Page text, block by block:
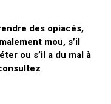
des opiacés,
mou, s’il
ou s’il a du mal à